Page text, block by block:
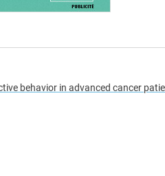
behavior in advanced cancer